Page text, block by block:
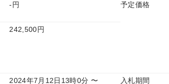
-円 予定価格
242,500円
2024年7月12日13時0分 〜
入札期間